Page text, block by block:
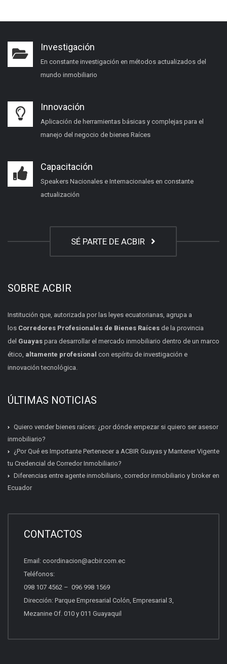
Beneficios del socio
Quiero vender propiedades
Investigación
En constante investigación en métodos actualizados del
mundo inmobiliario
Innovación
Aplicación de herramientas básicas y complejas para el
manejo del negocio de bienes Raíces
Capacitación
Speakers Nacionales e Internacionales en constante
actualización
SÉ PARTE DE ACBIR
SOBRE ACBIR
Institución que, autorizada por las leyes ecuatorianas, agrupa a
los Corredores Profesionales de Bienes Raíces de la provincia
del Guayas para desarrollar el mercado inmobiliario dentro de un marco
ético, altamente profesional con espíritu de investigación e
innovación tecnológica.
ÚLTIMAS NOTICIAS
Quiero vender bienes raíces: ¿por dónde empezar si quiero ser asesor
inmobiliario?
¿Por Qué es Importante Pertenecer a ACBIR Guayas y Mantener Vigente
tu Credencial de Corredor Inmobiliario?
Diferencias entre agente inmobiliario, corredor inmobiliario y broker en
Ecuador
CONTACTOS
Email: coordinacion@acbir.com.ec
Teléfonos:
098 107 4562 – 096 998 1569
Dirección: Parque Empresarial Colón, Empresarial 3,
Mezanine Of. 010 y 011 Guayaquil